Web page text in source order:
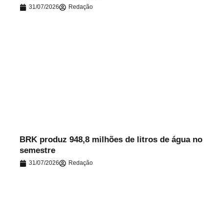
31/07/2026 Redação
BRK produz 948,8 milhões de litros de água no
semestre
31/07/2026 Redação